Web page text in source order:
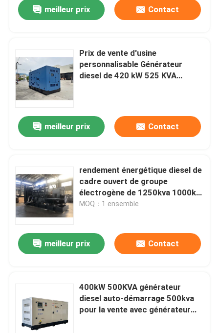
meilleur prix Contact
Prix de vente d'usine
personnalisable Générateur
diesel de 420 kW 525 KVA
meilleur prix
Contact
rendement énergétique diesel de
cadre ouvert de groupe
électrogène de 1250kva 1000kw
SDEC
MOQ：1 ensemble
meilleur prix Contact
400kW 500KVA générateur
diesel auto-démarrage 500kva
pour la vente avec générateur